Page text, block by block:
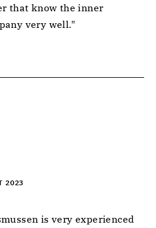
that know the inner
very well."
2023